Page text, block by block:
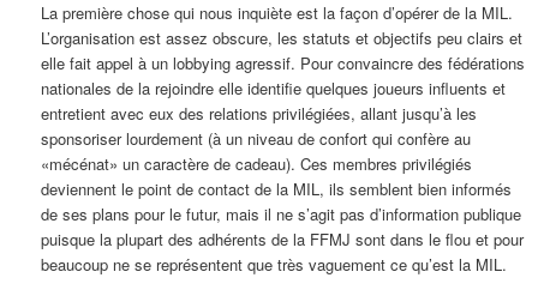
La première chose qui nous inquiète est la façon d’opérer de la MIL.
L’organisation est assez obscure, les statuts et objectifs peu clairs et
elle fait appel à un lobbying agressif. Pour convaincre des fédérations
nationales de la rejoindre elle identifie quelques joueurs influents et
entretient avec eux des relations privilégiées, allant jusqu’à les
sponsoriser lourdement (à un niveau de confort qui confère au
«mécénat» un caractère de cadeau). Ces membres privilégiés
deviennent le point de contact de la MIL, ils semblent bien informés
de ses plans pour le futur, mais il ne s’agit pas d’information publique
puisque la plupart des adhérents de la FFMJ sont dans le flou et pour
beaucoup ne se représentent que très vaguement ce qu’est la MIL.